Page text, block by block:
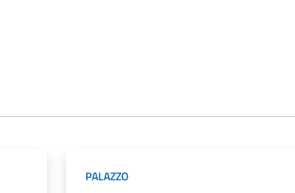
PALAZZO